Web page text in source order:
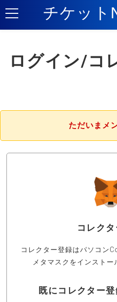
チケット
ログイン/コ
ただいまメ
コレク
コレクター登録はパソコン
メタマスクをインストー
既にコレクター